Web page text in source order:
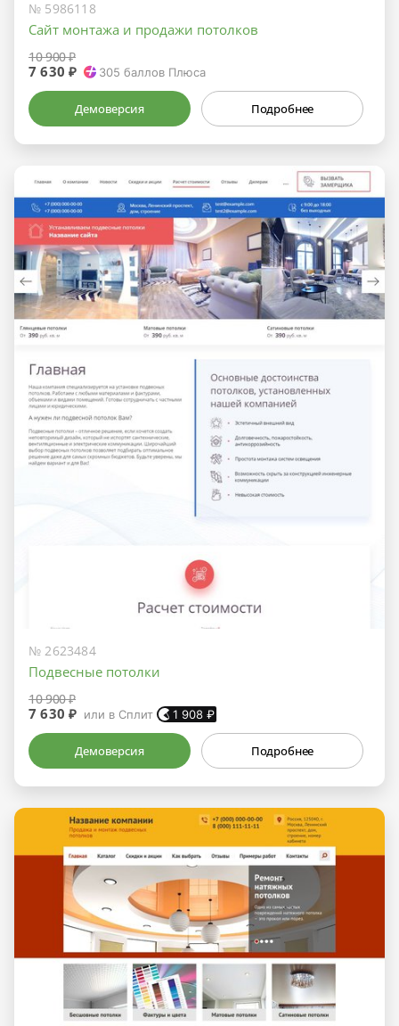
№ 5986118
Сайт монтажа и продажи потолков
10 900 ₽
7 630 ₽ 305 баллов Плюса
Демоверсия Подробнее
№ 2623484
Подвесные потолки
10 900 ₽
7 630 ₽ или в Сплит 1 908 ₽
Демоверсия Подробнее